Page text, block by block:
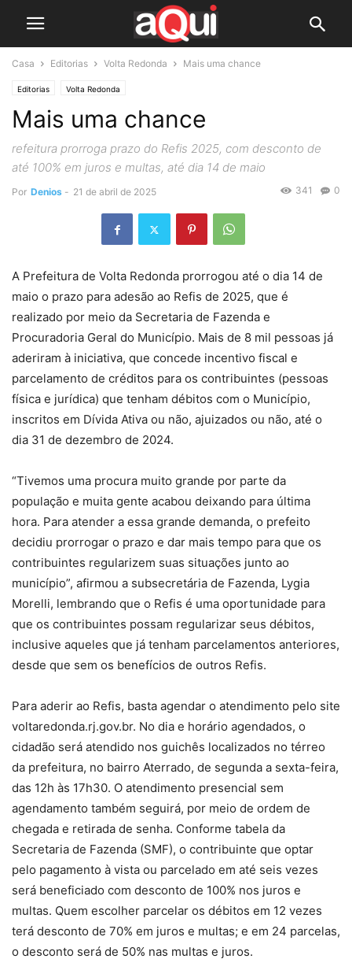
Casa Editorias Volta Redonda Mais uma chance
Editorias Volta Redonda
Mais uma chance
refeitura prorroga prazo do Refis 2025, com desconto de
até 100% em juros e multas, até dia 14 de maio
Por Denios - 21 de abril de 2025 0
341
A Prefeitura de Volta Redonda prorrogou até o dia 14 de
maio o prazo para adesão ao Refis de 2025, que é
realizado por meio da Secretaria de Fazenda e
Procuradoria Geral do Município. Mais de 8 mil pessoas já
aderiram à iniciativa, que concede incentivo fiscal e
parcelamento de créditos para os contribuintes (pessoas
física e jurídica) que tenham débitos com o Município,
inscritos em Dívida Ativa ou não, ajuizados ou não, até o
dia 31 de dezembro de 2024.
“Tivemos uma procura muito grande por parte da
população e muita gente acabou deixando para última
hora. Para atender a essa grande demanda, o prefeito
decidiu prorrogar o prazo e dar mais tempo para que os
contribuintes regularizem suas situações junto ao
município”, afirmou a subsecretária de Fazenda, Lygia
Morelli, lembrando que o Refis é uma oportunidade para
que os contribuintes possam regularizar seus débitos,
inclusive aqueles que já tenham parcelamentos anteriores,
desde que sem os benefícios de outros Refis.
Para aderir ao Refis, basta agendar o atendimento pelo site
voltaredonda.rj.gov.br. No dia e horário agendados, o
cidadão será atendido nos guichês localizados no térreo
da prefeitura, no bairro Aterrado, de segunda a sexta-feira,
das 12h às 17h30. O atendimento presencial sem
agendamento também seguirá, por meio de ordem de
chegada e retirada de senha. Conforme tabela da
Secretaria de Fazenda (SMF), o contribuinte que optar
pelo pagamento à vista ou parcelado em até seis vezes
será beneficiado com desconto de 100% nos juros e
multas. Quem escolher parcelar os débitos em 12 vezes
terá desconto de 70% em juros e multas; e em 24 parcelas,
o desconto será de 50% nas multas e juros.